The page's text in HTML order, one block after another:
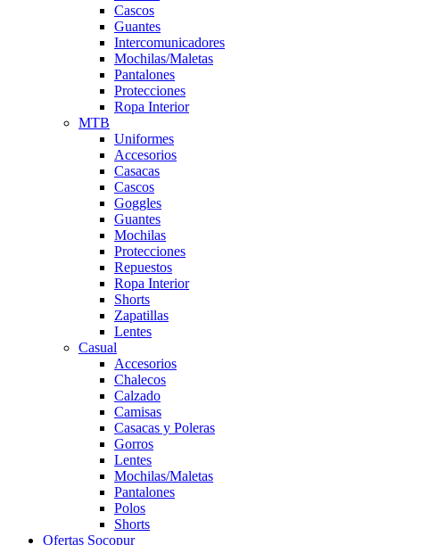
Cascos
Guantes
Intercomunicadores
Mochilas/Maletas
Pantalones
Protecciones
Ropa Interior
MTB
Uniformes
Accesorios
Casacas
Cascos
Goggles
Guantes
Mochilas
Protecciones
Repuestos
Ropa Interior
Shorts
Zapatillas
Lentes
Casual
Accesorios
Chalecos
Calzado
Camisas
Casacas y Poleras
Gorros
Lentes
Mochilas/Maletas
Pantalones
Polos
Shorts
Ofertas Socopur